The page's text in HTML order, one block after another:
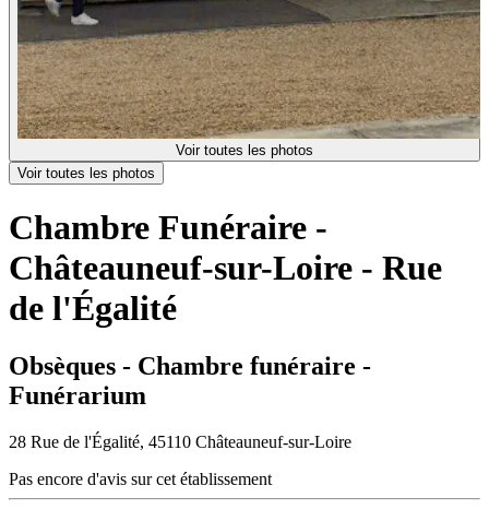
Voir toutes les photos
Voir toutes les photos
Chambre Funéraire -
Châteauneuf-sur-Loire - Rue
de l'Égalité
Obsèques - Chambre funéraire -
Funérarium
28 Rue de l'Égalité, 45110 Châteauneuf-sur-Loire
Pas encore d'avis sur cet établissement